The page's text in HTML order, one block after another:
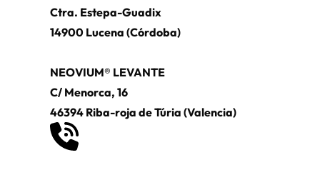
Ctra. Estepa-Guadix
14900 Lucena (Córdoba)
NEOVIUM® LEVANTE
C/ Menorca, 16
46394 Riba-roja de Túria (Valencia)